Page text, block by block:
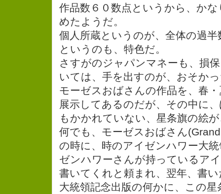
作品数６０数点というから、か
めたようだ。
個人所蔵というのが、全体の過
というのも、特色だ。
さすがのジャパンマネーも、損
いては、手を出すのが、おそか
モーゼスおばさんの作品を、春
展示してあるのだが、その中に
もかかれていない、星条旗の絵
何でも、モーゼスおばさん
の時に、時のアイゼンハワー大
ゼンハワーさんが持っているア
書いてくれと頼まれ、翌年、書
大統領記念出版の何かに、この